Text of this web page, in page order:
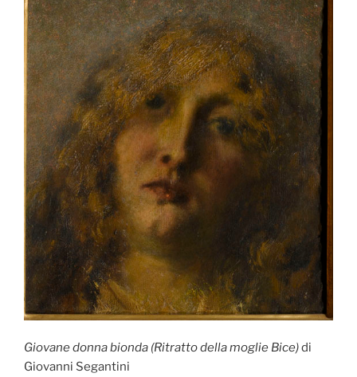
Giovane donna bionda (Ritratto della moglie Bice)di
Giovanni Segantini